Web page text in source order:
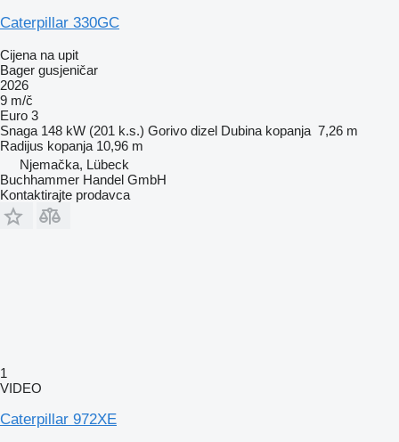
Caterpillar 330GC
Cijena na upit
Bager gusjeničar
2026
9 m/č
Euro 3
Snaga 148 kW (201 k.s.) Gorivo dizel Dubina kopanja 7,26 m
Radijus kopanja 10,96 m
Njemačka, Lübeck
Buchhammer Handel GmbH
Kontaktirajte prodavca
1
VIDEO
Caterpillar 972XE